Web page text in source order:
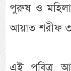
পুরুষ ও মহিলা
আয়াত শরীফ
এই পবিত্র